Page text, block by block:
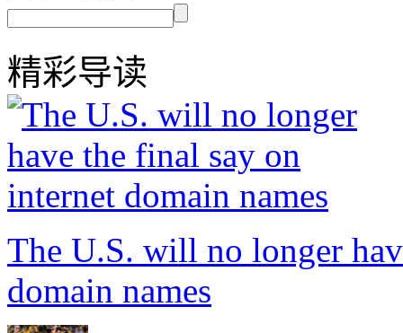
精彩导读
The U.S. will no longer
domain names